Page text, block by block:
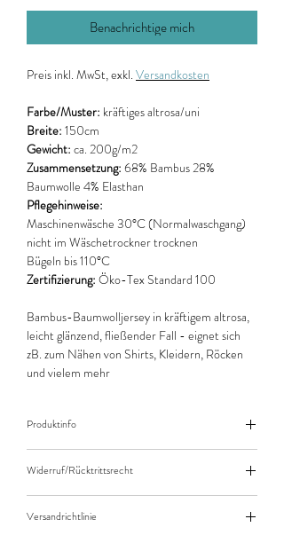
Benachrichtige mich
Preis inkl. MwSt, exkl. Versandkosten
Farbe/Muster: kräftiges altrosa/uni
Breite: 150cm
Gewicht: ca. 200g/m2
Zusammensetzung: 68% Bambus 28%
Baumwolle 4% Elasthan
Pflegehinweise:
Maschinenwäsche 30°C (Normalwaschgang)
nicht im Wäschetrockner trocknen
Bügeln bis 110°C
Zertifizierung: Öko-Tex Standard 100
Bambus-Baumwolljersey in kräftigem altrosa,
leicht glänzend, fließender Fall - eignet sich
zB. zum Nähen von Shirts, Kleidern, Röcken
und vielem mehr
Produktinfo
10cm (0,1m) Länge des Stoffes.
Bei einer Bestellung von zB. 50cm (0,5m)
daher bitte Anzahl 5 eingeben.
Widerruf/Rücktrittsrecht
Versandrichtlinie